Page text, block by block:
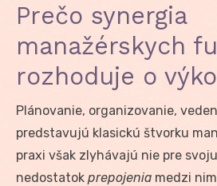
Prečo synergia
manažérskych
rozhoduje o
Plánovanie, organizovanie,
predstavujú klasickú štvorku
praxi však zlyhávajú nie pre
nedostatok prepojenia medzi